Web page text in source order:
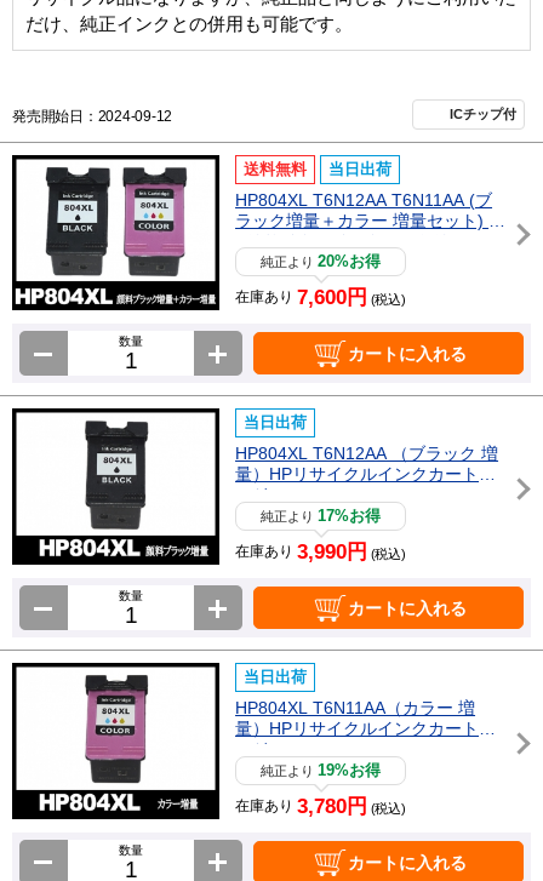
だけ、純正インクとの併用も可能です。
発売開始日：2024-09-12 ICチップ付
送料無料 当日出荷
HP804XL T6N12AA T6N11AA (ブ
ラック増量＋カラー 増量セット) H
Pリサイクルインクカートリッジ
純正より20%お得
在庫あり 7,600円 (税込)
数量
カートに入れる
当日出荷
HP804XL T6N12AA （ブラック 増
量）HPリサイクルインクカートリ
ッジ
純正より17%お得
在庫あり 3,990円 (税込)
数量
カートに入れる
当日出荷
HP804XL T6N11AA（カラー 増
量）HPリサイクルインクカートリ
ッジ
純正より19%お得
在庫あり 3,780円 (税込)
数量
カートに入れる